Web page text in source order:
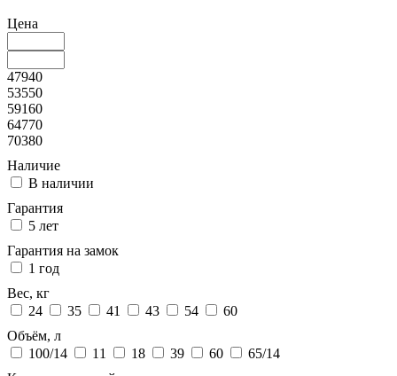
Цена
47940
53550
59160
64770
70380
Наличие
В наличии
Гарантия
5 лет
Гарантия на замок
1 год
Вес, кг
24
35 41 43 54
60
Объём, л
100/14
11 18 39 60
65/14